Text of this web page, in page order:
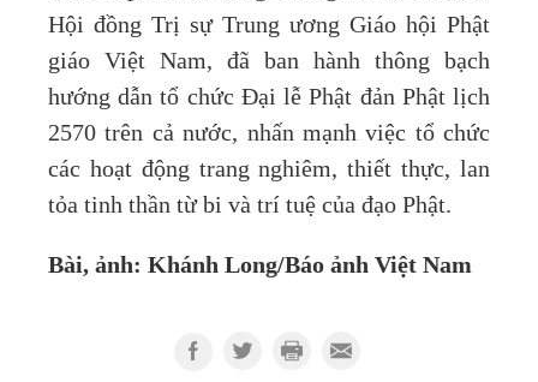
Hội đồng Trị sự Trung ương Giáo hội Phật
giáo Việt Nam, đã ban hành thông bạch
hướng dẫn tổ chức Đại lễ Phật đản Phật lịch
2570 trên cả nước, nhấn mạnh việc tổ chức
các hoạt động trang nghiêm, thiết thực, lan
tỏa tinh thần từ bi và trí tuệ của đạo Phật.
Bài, ảnh: Khánh Long/Báo ảnh Việt Nam